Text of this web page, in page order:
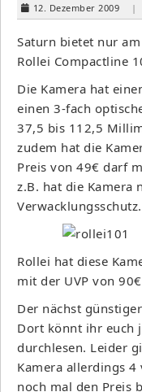
12. Dezember 2009 |
Saturn bietet nur
Rollei Compactline
Die Kamera hat
einen 3-fach
37,5 bis 112,5
zudem hat die
Preis von 49€ darf
z.B. hat die Kamera
Verwacklungsschutz.
Rollei hat diese
mit der UVP von
Der nächst
Dort könnt ihr euch
durchlesen. Leider
Kamera allerdings 4
noch mal den Preis